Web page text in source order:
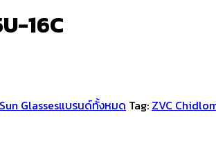
16C
Sun Glassesแบรนด์ทั้งหมด Tag: ZVC